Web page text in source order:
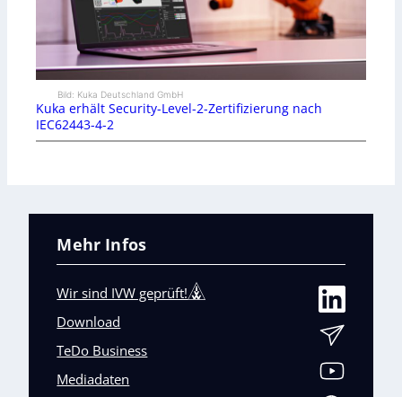
Bild: Kuka Deutschland GmbH
Kuka erhält Security-Level-2-Zertifizierung nach
IEC62443-4-2
Mehr Infos
Wir sind IVW geprüft!
Download
TeDo Business
Mediadaten